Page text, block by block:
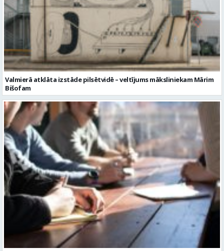
Valmierā atklāta izstāde pilsētvidē – veltījums māksliniekam Mārim
Bišofam